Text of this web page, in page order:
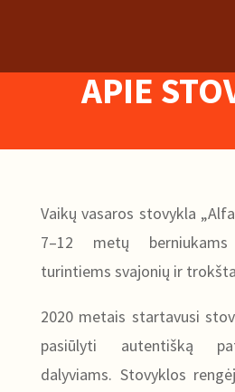
APIE
Vaikų vasaros stovykla
7–12 metų
turintiems svajonių ir
2020 metais startavusi
pasiūlyti autentišką
dalyviams. Stovyklos